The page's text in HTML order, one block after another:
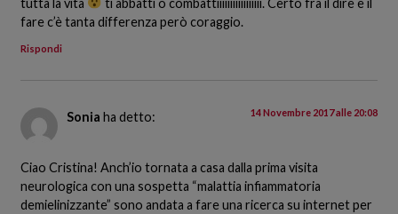
tutta la vita
ti abbatti o combattiiiiiiiiiiiiiiiii. Certo fra il dire e il
fare c’è tanta differenza però coraggio.
Rispondi
Sonia ha detto: 14 Novembre 2017 alle 20:08
Ciao Cristina! Anch’io tornata a casa dalla prima visita
neurologica con una sospetta “malattia infiammatoria
demielinizzante” sono andata a fare una ricerca su internet per